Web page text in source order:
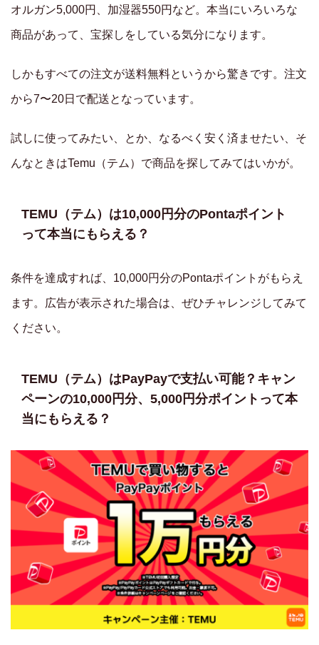
オルガン5,000円、加湿器550円など。本当にいろいろな
商品があって、宝探しをしている気分になります。
しかもすべての注文が送料無料というから驚きです。注文
から7〜20日で配送となっています。
試しに使ってみたい、とか、なるべく安く済ませたい、そ
んなときはTemu（テム）で商品を探してみてはいかが。
TEMU（テム）は10,000円分のPontaポイント
って本当にもらえる？
条件を達成すれば、10,000円分のPontaポイントがもらえ
ます。広告が表示された場合は、ぜひチャレンジしてみて
ください。
TEMU（テム）はPayPayで支払い可能？キャン
ペーンの10,000円分、5,000円分ポイントって本
当にもらえる？